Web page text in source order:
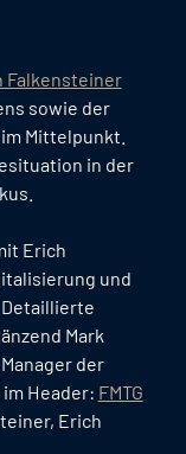
Falkensteiner
sowie der
Mittelpunkt.
in der
Erich
und
Mark
der
Header: FMTG
Erich